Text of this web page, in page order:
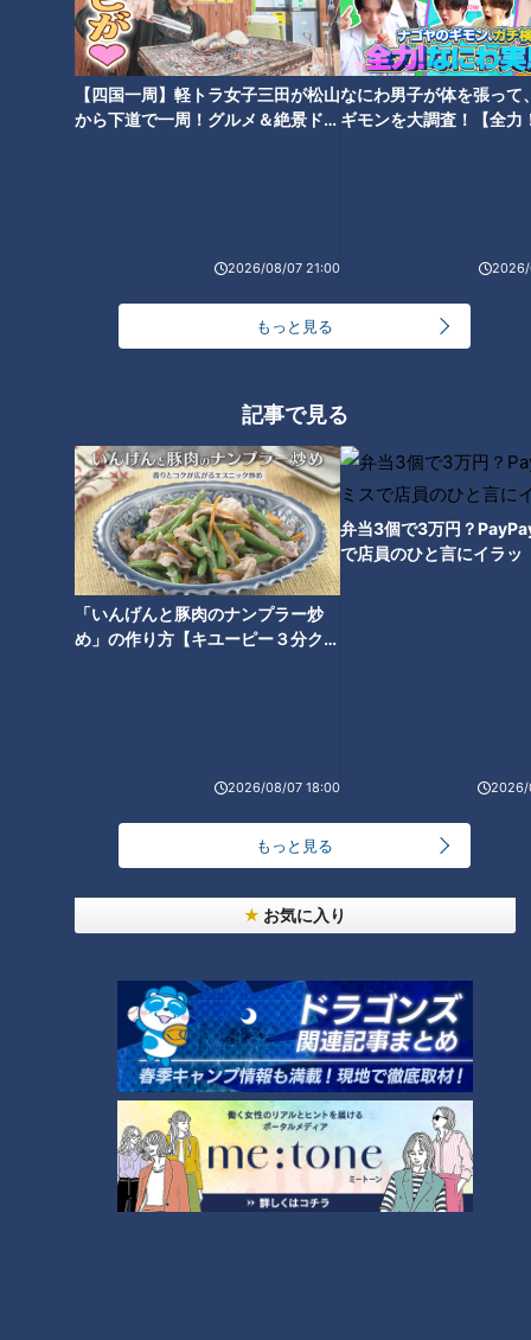
【四国一周】軽トラ女子三田が松山
から下道で一周！グルメ＆絶景ドラ
2026/08/07 21:00
なにわ男子が体を張って
ギモンを大調査！【全力
2026/
もっと見る
記事で見る
「いんげんと豚肉のナンプラー炒
め」の作り方【キユーピー３分クッ
2026/08/07 18:00
弁当3個で3万円？
で店員のひと言にイラッ
2026/
もっと見る
お気に入り
この記事を見たあなたへのおすすめ
「厚揚げの高速煮込み」の作り
方【キユーピー３分クッキン
「厚揚げの肉巻き角煮」の作り
方【キユーピー３分クッキン
グ】
番組紹介
キユーピー３分クッキング
レシピ紹介
CBCテレビ制作「キユーピー３分クッキング」の公式サイト。番組
で放送したレシピ、作り方を動画でもご紹介！
ホームページ
番組サイト